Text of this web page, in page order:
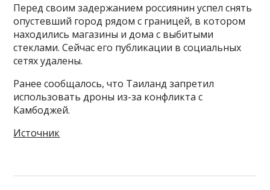
Перед своим задержанием россиянин успел снять
опустевший город рядом с границей, в котором
находились магазины и дома с выбитыми
стеклами. Сейчас его публикации в социальных
сетях удалены.
Ранее сообщалось, что Таиланд запретил
использовать дроны из-за конфликта с
Камбоджей.
Источник